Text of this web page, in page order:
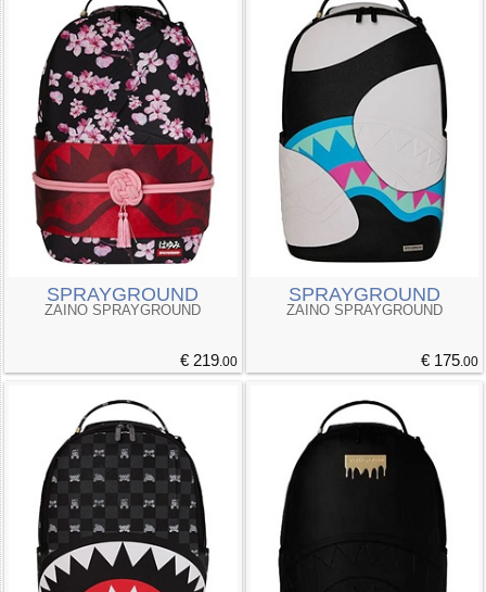
SPRAYGROUND
ZAINO SPRAYGROUND
€ 219.00
SPRAYGROUND
ZAINO SPRAYGROUND
€ 175.00